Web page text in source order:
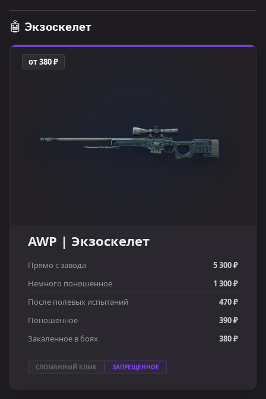
🤖 Экзоскелет
от 380 ₽
AWP | Экзоскелет
Прямо с завода
5 300 ₽
Немного поношенное
1 300 ₽
После полевых испытаний
470 ₽
Поношенное
390 ₽
Закаленное в боях
380 ₽
СЛОМАННЫЙ КЛЫК ЗАПРЕЩЕННОЕ